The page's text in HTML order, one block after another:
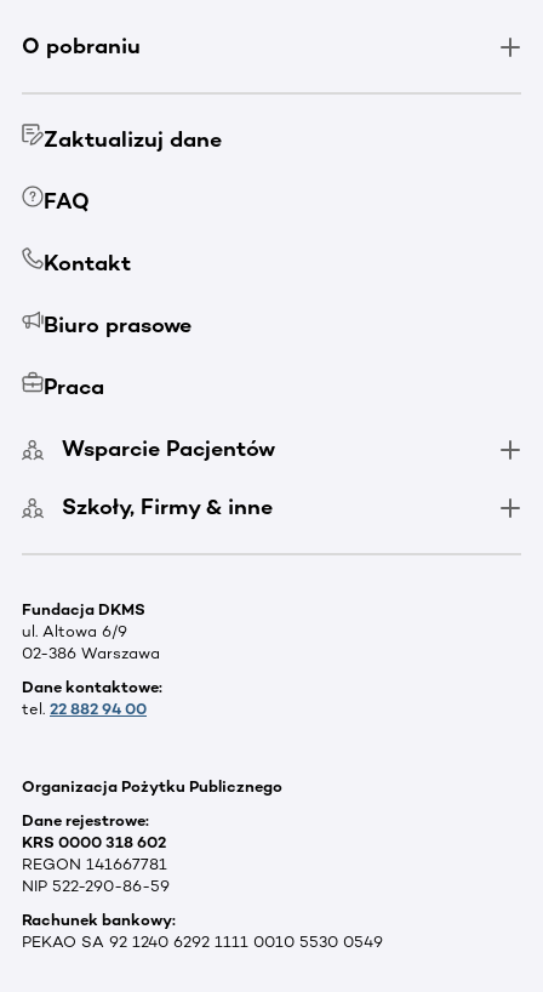
O pobraniu
Zaktualizuj dane
FAQ
Kontakt
Biuro prasowe
Praca
Wsparcie Pacjentów
Szkoły, Firmy & inne
Fundacja DKMS
ul. Altowa 6/9
02-386 Warszawa
Dane kontaktowe:
tel. 22 882 94 00
Organizacja Pożytku Publicznego
Dane rejestrowe:
KRS 0000 318 602
REGON 141667781
NIP 522-290-86-59
Rachunek bankowy:
PEKAO SA 92 1240 6292 1111 0010 5530 0549